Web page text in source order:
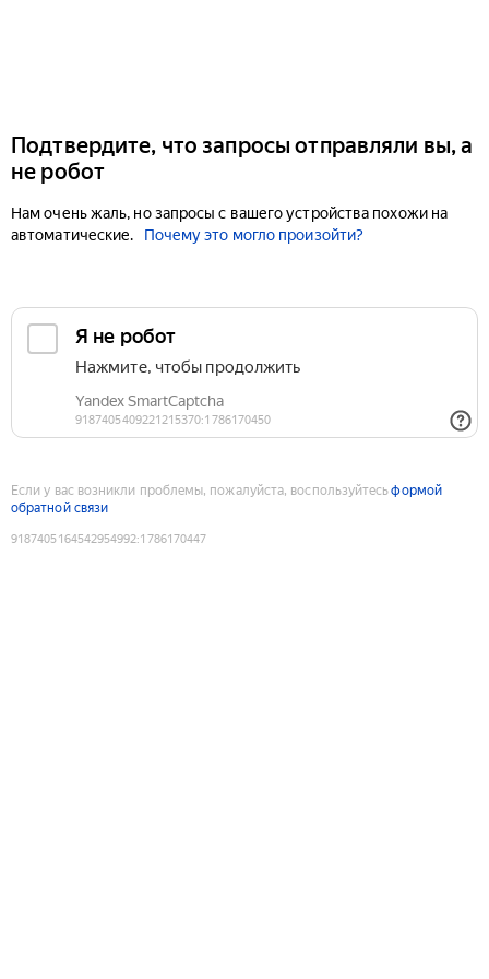
Подтвердите, что запросы отправляли вы, а
не робот
Нам очень жаль, но запросы с вашего устройства похожи на
автоматические.
Почему это могло произойти?
Если у вас возникли проблемы, пожалуйста, воспользуйтесьформой
обратной связи
9187405164542954992:1786170447